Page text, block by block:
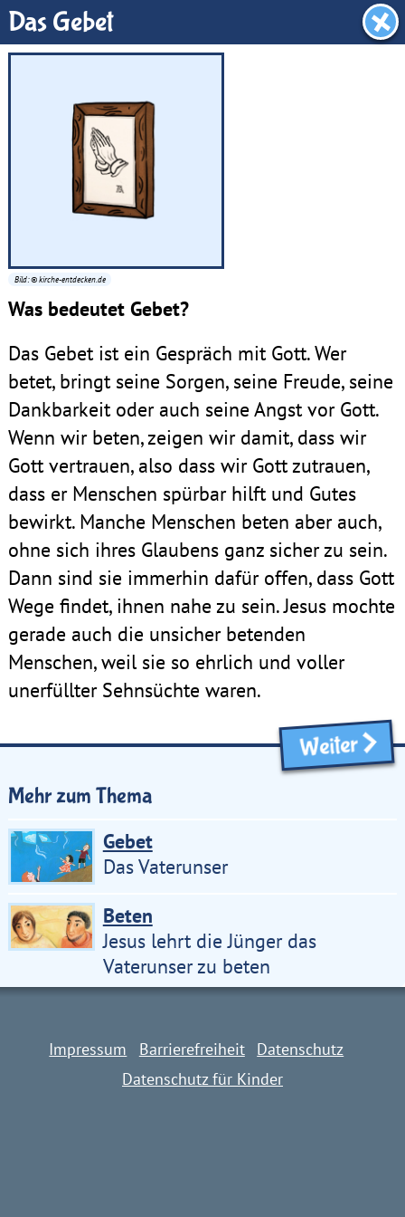
Das Gebet
Bild: © kirche-entdecken.de
Was bedeutet Gebet?
Das Gebet ist ein Gespräch mit Gott. Wer
betet, bringt seine Sorgen, seine Freude, seine
Dankbarkeit oder auch seine Angst vor Gott.
Wenn wir beten, zeigen wir damit, dass wir
Gott vertrauen, also dass wir Gott zutrauen,
dass er Menschen spürbar hilft und Gutes
bewirkt. Manche Menschen beten aber auch,
ohne sich ihres Glaubens ganz sicher zu sein.
Dann sind sie immerhin dafür offen, dass Gott
Wege findet, ihnen nahe zu sein. Jesus mochte
gerade auch die unsicher betenden
Menschen, weil sie so ehrlich und voller
unerfüllter Sehnsüchte waren.
Weiter
Mehr zum Thema
Gebet
Das Vaterunser
Beten
Jesus lehrt die Jünger das
Vaterunser zu beten
Impressum Barrierefreiheit
Datenschutz
Datenschutz für Kinder
Impressum Barrierefreiheit
Datenschutz für Kinder